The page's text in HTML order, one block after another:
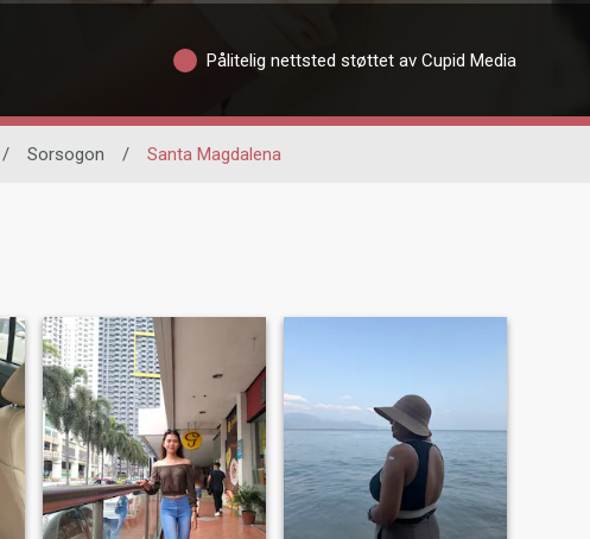
Pålitelig nettsted støttet av Cupid Media
/ Sorsogon / Santa Magdalena